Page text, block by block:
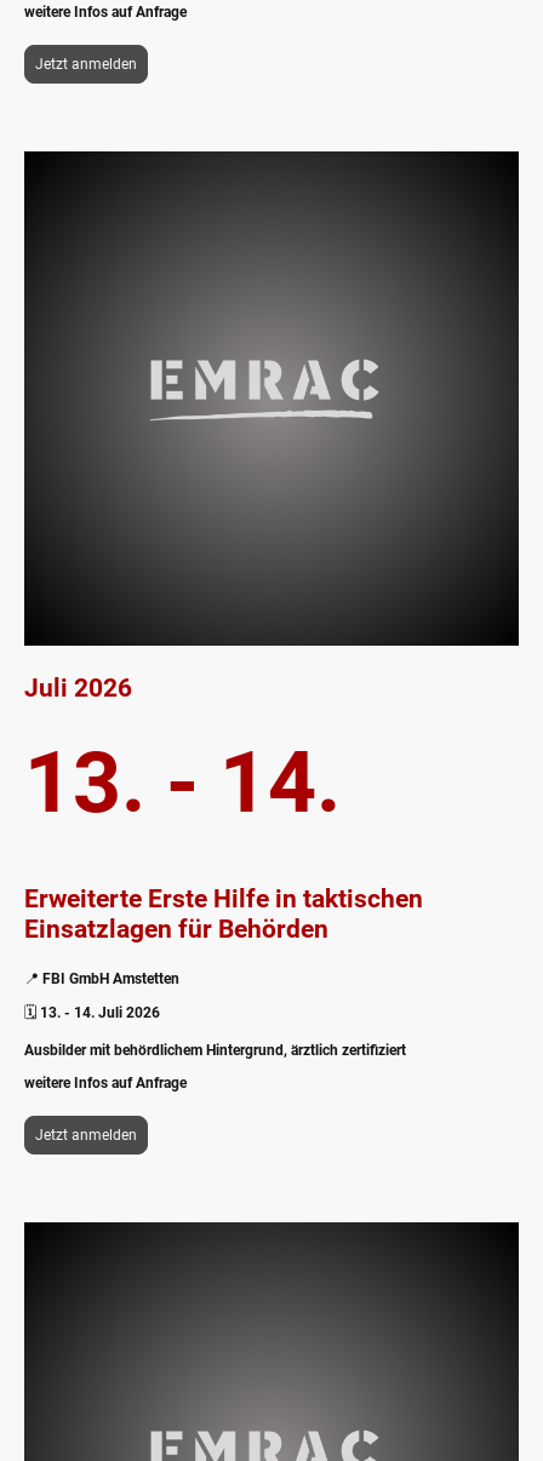
weitere Infos auf Anfrage
Jetzt anmelden
Juli 2026
13. - 14.
Erweiterte Erste Hilfe in taktischen
Einsatzlagen für Behörden
📍 FBI GmbH Amstetten
🗓️ 13. - 14. Juli 2026
Ausbilder mit behördlichem Hintergrund, ärztlich zertifiziert
weitere Infos auf Anfrage
Jetzt anmelden